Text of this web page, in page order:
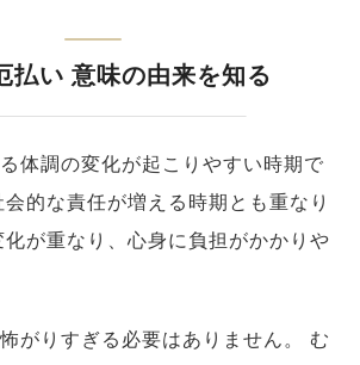
払い 意味の由来を知る
体調の変化が起こりやすい時期で
的な責任が増える時期とも重なり
化が重なり、心身に負担がかかりや
がりすぎる必要はありません。
む